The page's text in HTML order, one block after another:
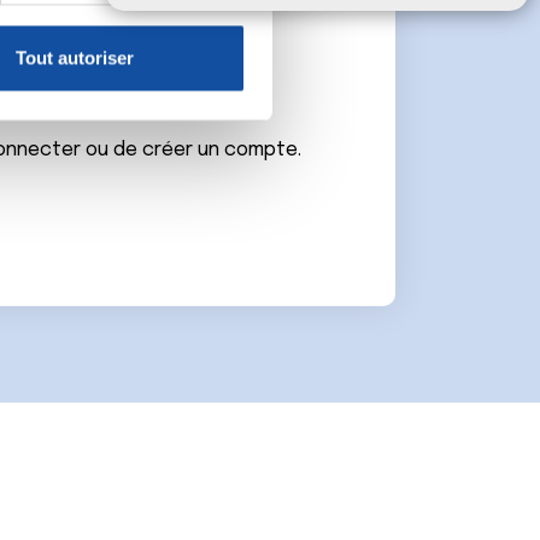
sur les cookies.
informations que
Tout autoriser
ou de créer un compte.